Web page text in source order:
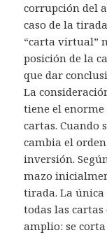
corrupción del
caso de la
“carta virtual”
posición de la
que dar
La
tiene el enorme
cartas. Cuando
cambia el
inversión.
mazo
tirada. La
todas las
amplio: se